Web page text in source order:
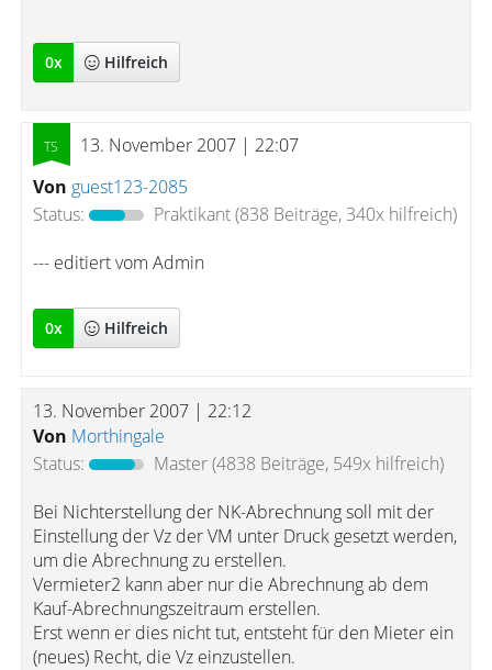
0x Hilfreich
13. November 2007 | 22:07
Von guest123-2085
Status:
Praktikant(838 Beiträge, 340x hilfreich)
--- editiert vom Admin
0x Hilfreich
13. November 2007 | 22:12
Von Morthingale
Status:
Master(4838 Beiträge, 549x hilfreich)
Bei Nichterstellung der NK-Abrechnung soll mit der
Einstellung der Vz der VM unter Druck gesetzt werden,
um die Abrechnung zu erstellen.
Vermieter2 kann aber nur die Abrechnung ab dem
Kauf-Abrechnungszeitraum erstellen.
Erst wenn er dies nicht tut, entsteht für den Mieter ein
(neues) Recht, die Vz einzustellen.